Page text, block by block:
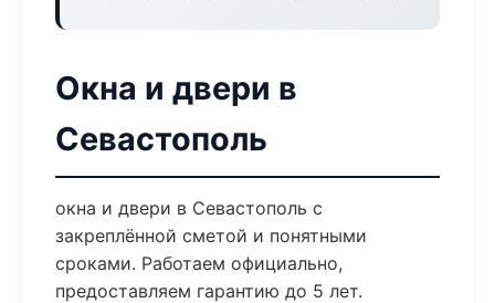
Окна и двери в
Севастополь
окна и двери в Севастополь с
закреплённой сметой и понятными
сроками. Работаем официально,
предоставляем гарантию до 5 лет.